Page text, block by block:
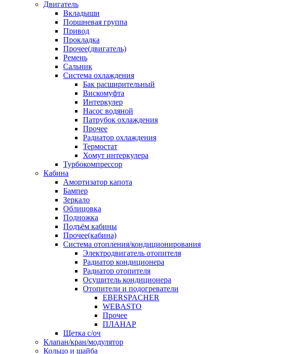
Двигатель
Вкладыши
Поршневая группа
Привод
Прокладка
Прочее(двигатель)
Ремень
Сальник
Система охлаждения
Бак расширительный
Вискомуфта
Интеркулер
Насос водяной
Патрубок охлаждения
Прочее
Радиатор охлаждения
Термостат
Хомут интеркулера
Турбокомпрессор
Кабина
Амортизатор капота
Бампер
Зеркало
Облицовка
Подножка
Подъём кабины
Прочее(кабина)
Система отопления/кондиционирования
Электродвигатель отопителя
Радиатор кондиционера
Радиатор отопителя
Осушитель кондиционера
Отопители и подогреватели
EBERSPACHER
WEBASTO
Прочее
ПЛАНАР
Щетка с/оч
Клапан/кран/модулятор
Кольцо и шайба